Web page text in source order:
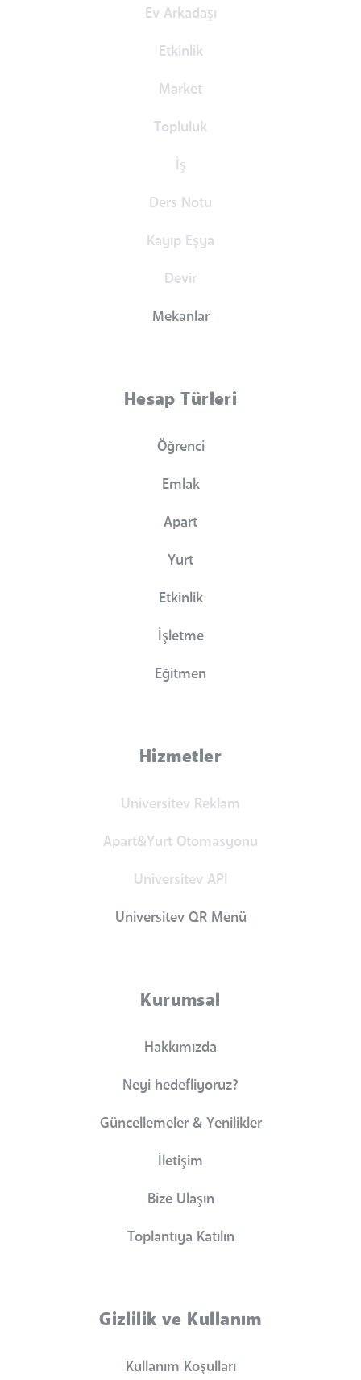
Ev Arkadaşı
Etkinlik
Market
Topluluk
İş
Ders Notu
Kayıp Eşya
Devir
Mekanlar
Hesap Türleri
Öğrenci
Emlak
Apart
Yurt
Etkinlik
İşletme
Eğitmen
Hizmetler
Universitev Reklam
Apart&Yurt Otomasyonu
Universitev API
Universitev QR Menü
Kurumsal
Hakkımızda
Neyi hedefliyoruz?
Güncellemeler & Yenilikler
İletişim
Bize Ulaşın
Toplantıya Katılın
Gizlilik ve Kullanım
Kullanım Koşulları